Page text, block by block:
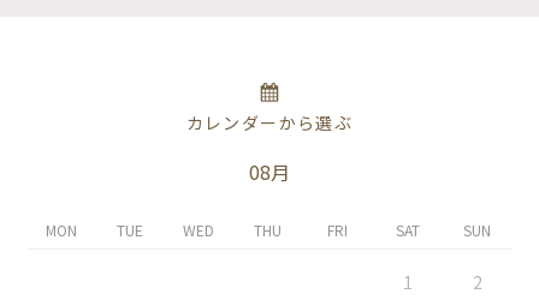
カレンダーから選ぶ
08月
MON TUE WED THU FRI SAT SUN
1 2